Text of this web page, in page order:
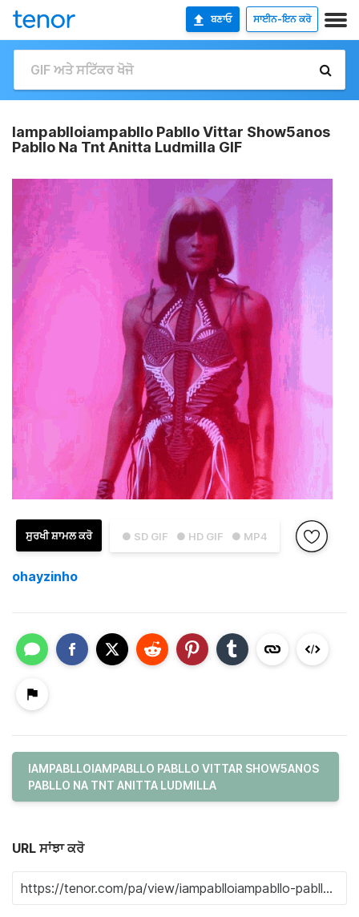
ਬਣਾਓ ਸਾਈਨ-ਇਨ ਕਰੋ
Iampablloiampabllo Pabllo Vittar Show5anos
Pabllo Na Tnt Anitta Ludmilla GIF
● SD GIF ● HD GIF ● MP4
ਸੁਰਖੀ ਸ਼ਾਮਲ ਕਰੋ
ohayzinho
IAMPABLLOIAMPABLLO PABLLO VITTAR SHOW5ANOS
PABLLO NA TNT ANITTA LUDMILLA
URL ਸਾਂਝਾ ਕਰੋ